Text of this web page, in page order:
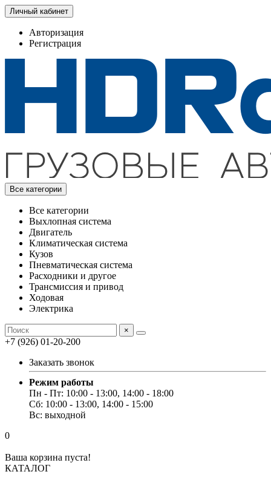
Личный кабинет
Авторизация
Регистрация
Все категории
Все категории
Выхлопная система
Двигатель
Климатическая система
Кузов
Пневматическая система
Расходники и другое
Трансмиссия и привод
Ходовая
Электрика
×
+7 (926) 01-20-200
Заказать звонок
Режим работы
Пн - Пт: 10:00 - 13:00, 14:00 - 18:00
Сб: 10:00 - 13:00, 14:00 - 15:00
Вс: выходной
0
Ваша корзина пуста!
КАТАЛОГ